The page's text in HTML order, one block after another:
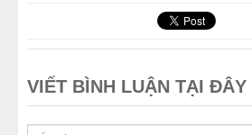
VIẾT BÌNH LUẬN TẠI ĐÂY